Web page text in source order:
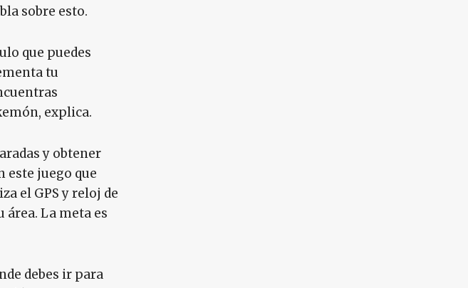
sobre esto.
que puedes
tu
explica.
y obtener
este juego que
el GPS y reloj de
La meta es
debes ir para